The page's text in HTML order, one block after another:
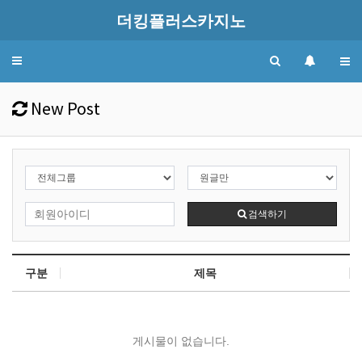
더킹플러스카지노
Toggle
New Post
검색하기
구분 제목
게시물이 없습니다.